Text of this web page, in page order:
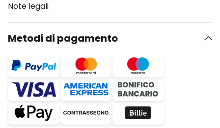
Note legali
Metodi di pagamento